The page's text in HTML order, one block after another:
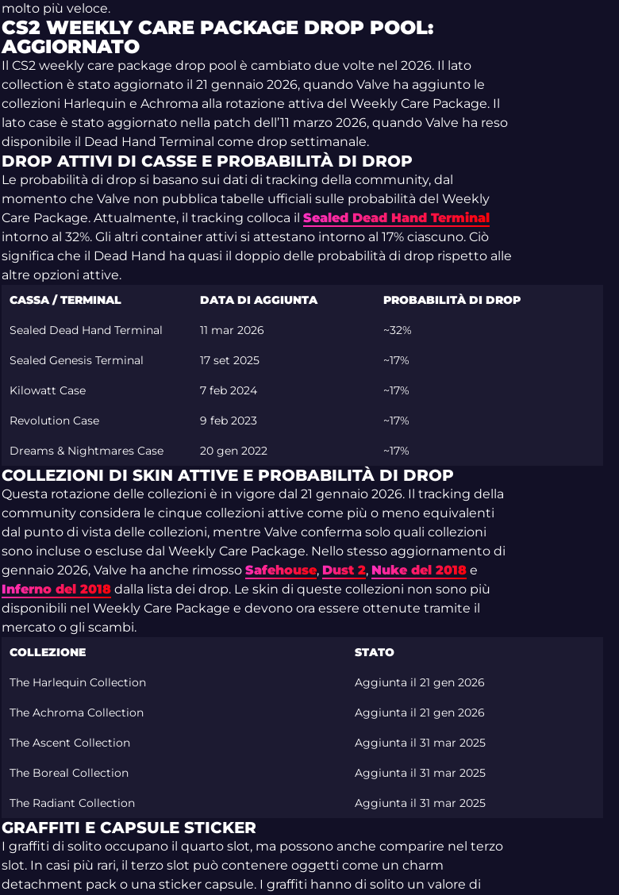
molto più veloce.
CS2 WEEKLY CARE PACKAGE DROP POOL:
AGGIORNATO
Il CS2 weekly care package drop pool è cambiato due volte nel 2026. Il lato
collection è stato aggiornato il 21 gennaio 2026, quando Valve ha aggiunto le
collezioni Harlequin e Achroma alla rotazione attiva del Weekly Care Package. Il
lato case è stato aggiornato nella patch dell’11 marzo 2026, quando Valve ha reso
disponibile il Dead Hand Terminal come drop settimanale.
DROP ATTIVI DI CASSE E PROBABILITÀ DI DROP
Le probabilità di drop si basano sui dati di tracking della community, dal
momento che Valve non pubblica tabelle ufficiali sulle probabilità del Weekly
Care Package. Attualmente, il tracking colloca il Sealed Dead Hand Terminal
intorno al 32%. Gli altri container attivi si attestano intorno al 17% ciascuno. Ciò
significa che il Dead Hand ha quasi il doppio delle probabilità di drop rispetto alle
altre opzioni attive.
CASSA / TERMINAL DATA DI AGGIUNTA PROBABILITÀ DI DROP
Sealed Dead Hand Terminal 11 mar 2026 ~32%
Sealed Genesis Terminal 17 set 2025 ~17%
Kilowatt Case 7 feb 2024 ~17%
Revolution Case 9 feb 2023 ~17%
Dreams & Nightmares Case 20 gen 2022 ~17%
COLLEZIONI DI SKIN ATTIVE E PROBABILITÀ DI DROP
Questa rotazione delle collezioni è in vigore dal 21 gennaio 2026. Il tracking della
community considera le cinque collezioni attive come più o meno equivalenti
dal punto di vista delle collezioni, mentre Valve conferma solo quali collezioni
sono incluse o escluse dal Weekly Care Package. Nello stesso aggiornamento di
gennaio 2026, Valve ha anche rimosso Safehouse, Dust 2, Nuke del 2018e
Inferno del 2018dalla lista dei drop. Le skin di queste collezioni non sono più
disponibili nel Weekly Care Package e devono ora essere ottenute tramite il
mercato o gli scambi.
COLLEZIONE STATO
The Harlequin Collection Aggiunta il 21 gen 2026
The Achroma Collection Aggiunta il 21 gen 2026
The Ascent Collection Aggiunta il 31 mar 2025
The Boreal Collection Aggiunta il 31 mar 2025
The Radiant Collection Aggiunta il 31 mar 2025
GRAFFITI E CAPSULE STICKER
I graffiti di solito occupano il quarto slot, ma possono anche comparire nel terzo
slot. In casi più rari, il terzo slot può contenere oggetti come un charm
detachment pack o una sticker capsule. I graffiti hanno di solito un valore di